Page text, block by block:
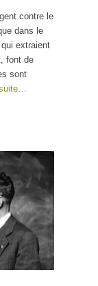
contre le
dans le
extraient
font de
sont